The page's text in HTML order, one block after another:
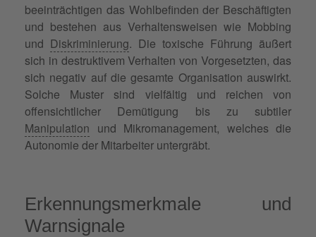
beeinträchtigen das Wohlbefinden der Beschäftigten
und bestehen aus Verhaltensweisen wie Mobbing
und Diskriminierung. Die toxische Führung äußert
sich in destruktivem Verhalten von Vorgesetzten, das
sich negativ auf die gesamte Organisation auswirkt.
Solche Muster sind vielfältig und reichen von
offensichtlicher Demütigung bis zu subtiler
Manipulation und Mikromanagement, welches die
Autonomie der Mitarbeiter untergräbt.
Erkennungsmerkmale und
Warnsignale